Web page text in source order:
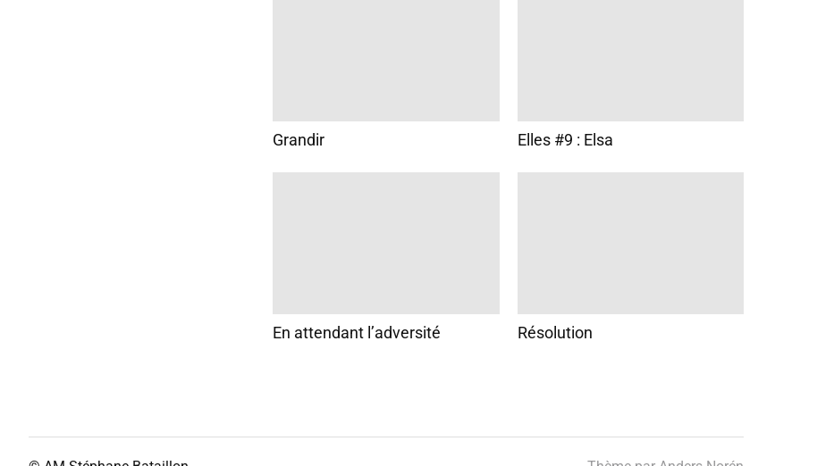
Grandir Elles #9 : Elsa
En attendant l’adversité Résolution